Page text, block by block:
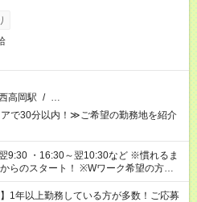
高岡駅 / …
で30分以内！≫ご希望の勤務地を紹介
9:30 ・16:30～翌10:30など ※慣れるま
！ ※Wワーク希望の方へ
る勤務時間と、もう1つのお仕事の勤務
を超える場合は応募できません。
1年以上勤務している方が多数！ご応募